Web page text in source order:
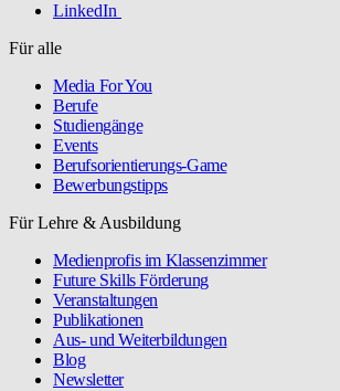
LinkedIn
Für alle
Media For You
Berufe
Studiengänge
Events
Berufsorientierungs-Game
Bewerbungstipps
Für Lehre & Ausbildung
Medienprofis im Klassenzimmer
Future Skills Förderung
Veranstaltungen
Publikationen
Aus- und Weiterbildungen
Blog
Newsletter